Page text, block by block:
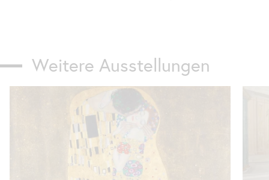
Weitere Ausstellungen